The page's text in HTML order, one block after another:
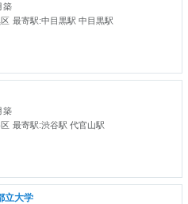
築
最寄駅:中目黒駅 中目黒駅
築
最寄駅:渋谷駅 代官山駅
立大学